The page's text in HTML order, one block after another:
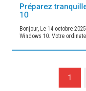
Préparez
10
Bonjour, Le 14 octobre
Windows 10. Votre
1